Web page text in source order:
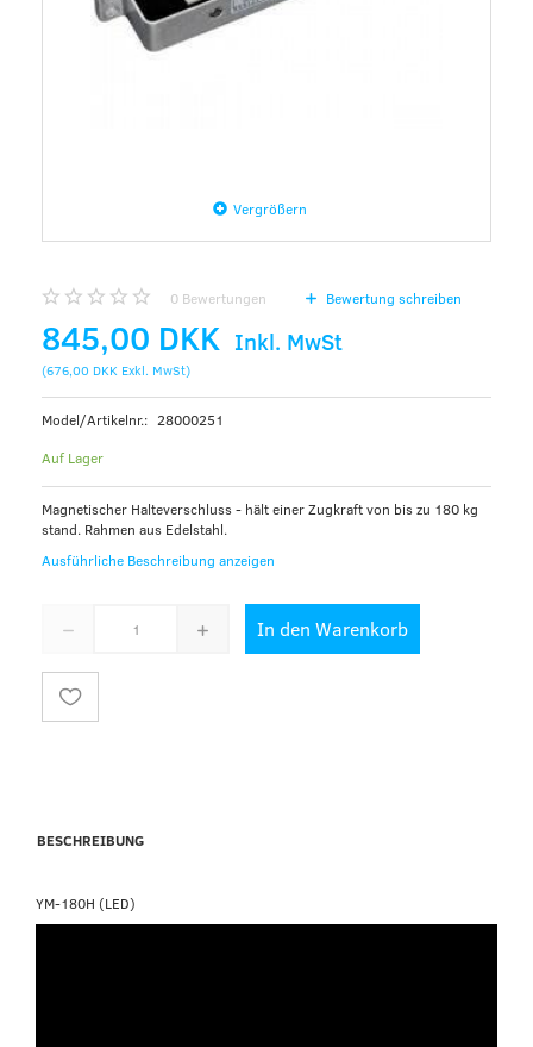
Vergrößern
0 Bewertungen Bewertung schreiben
845,00 DKK Inkl. MwSt
(676,00 DKK Exkl. MwSt)
Model/Artikelnr.: 28000251
Auf Lager
Magnetischer Halteverschluss - hält einer Zugkraft von bis zu 180 kg
stand. Rahmen aus Edelstahl.
Ausführliche Beschreibung anzeigen
In den Warenkorb
BESCHREIBUNG
YM-180H (LED)